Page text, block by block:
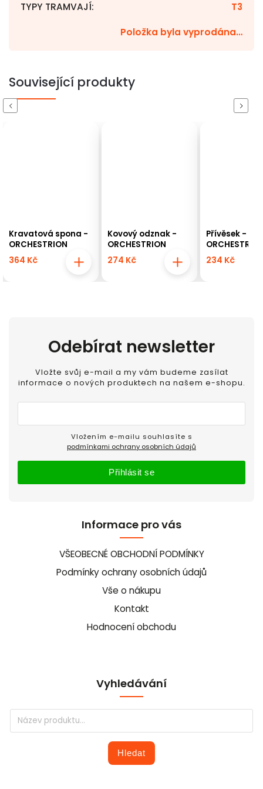
TYPY TRAMVAJÍ: T3
Položka byla vyprodána…
Související produkty
Previous
Kravatová spona -
ORCHESTRION
364 Kč
Kovový odznak -
ORCHESTRION
274 Kč
Přívěsek -
234 Kč
Next
Informace pro vás
VŠEOBECNÉ OBCHODNÍ PODMÍNKY
Podmínky ochrany osobních údajů
Vše o nákupu
Kontakt
Hodnocení obchodu
Odebírat newsletter
Vložte svůj e-mail a my vám budeme zasílat
informace o nových produktech na našem e-shopu.
podmínkami ochrany osobních údajů
Přihlásit se
Vyhledávání
Hledat